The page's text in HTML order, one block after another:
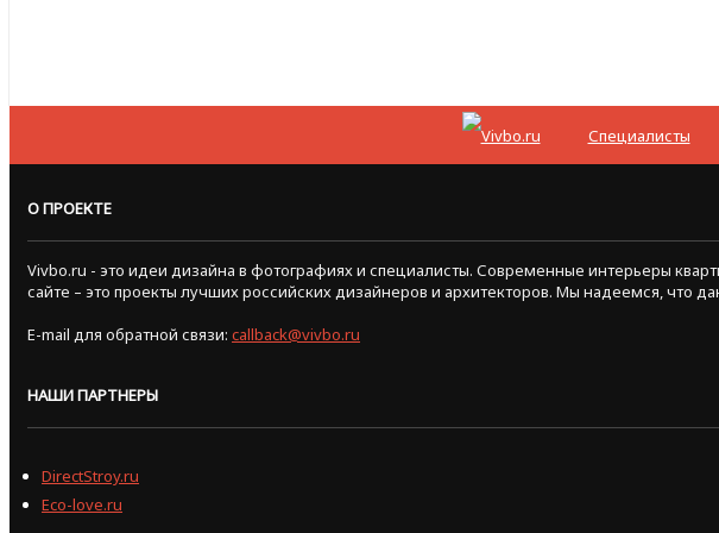
Специалисты
О ПРОЕКТЕ
Vivbo.ru - это идеи дизайна в фотографиях и специалисты. Современные интерьеры
сайте – это проекты лучших российских дизайнеров и архитекторов. Мы надеемся, что
E-mail для обратной связи: callback@vivbo.ru
НАШИ ПАРТНЕРЫ
DirectStroy.ru
Eco-love.ru